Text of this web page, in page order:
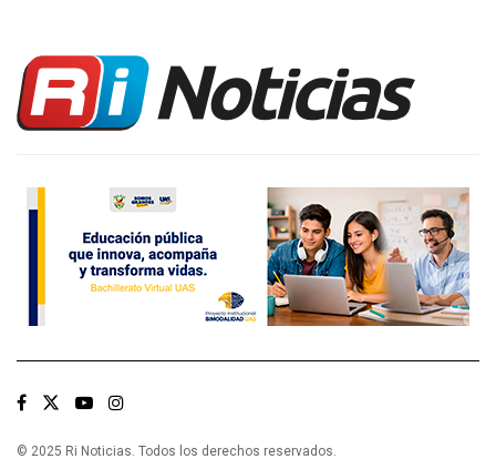
© 2025 Ri Noticias. Todos los derechos reservados.